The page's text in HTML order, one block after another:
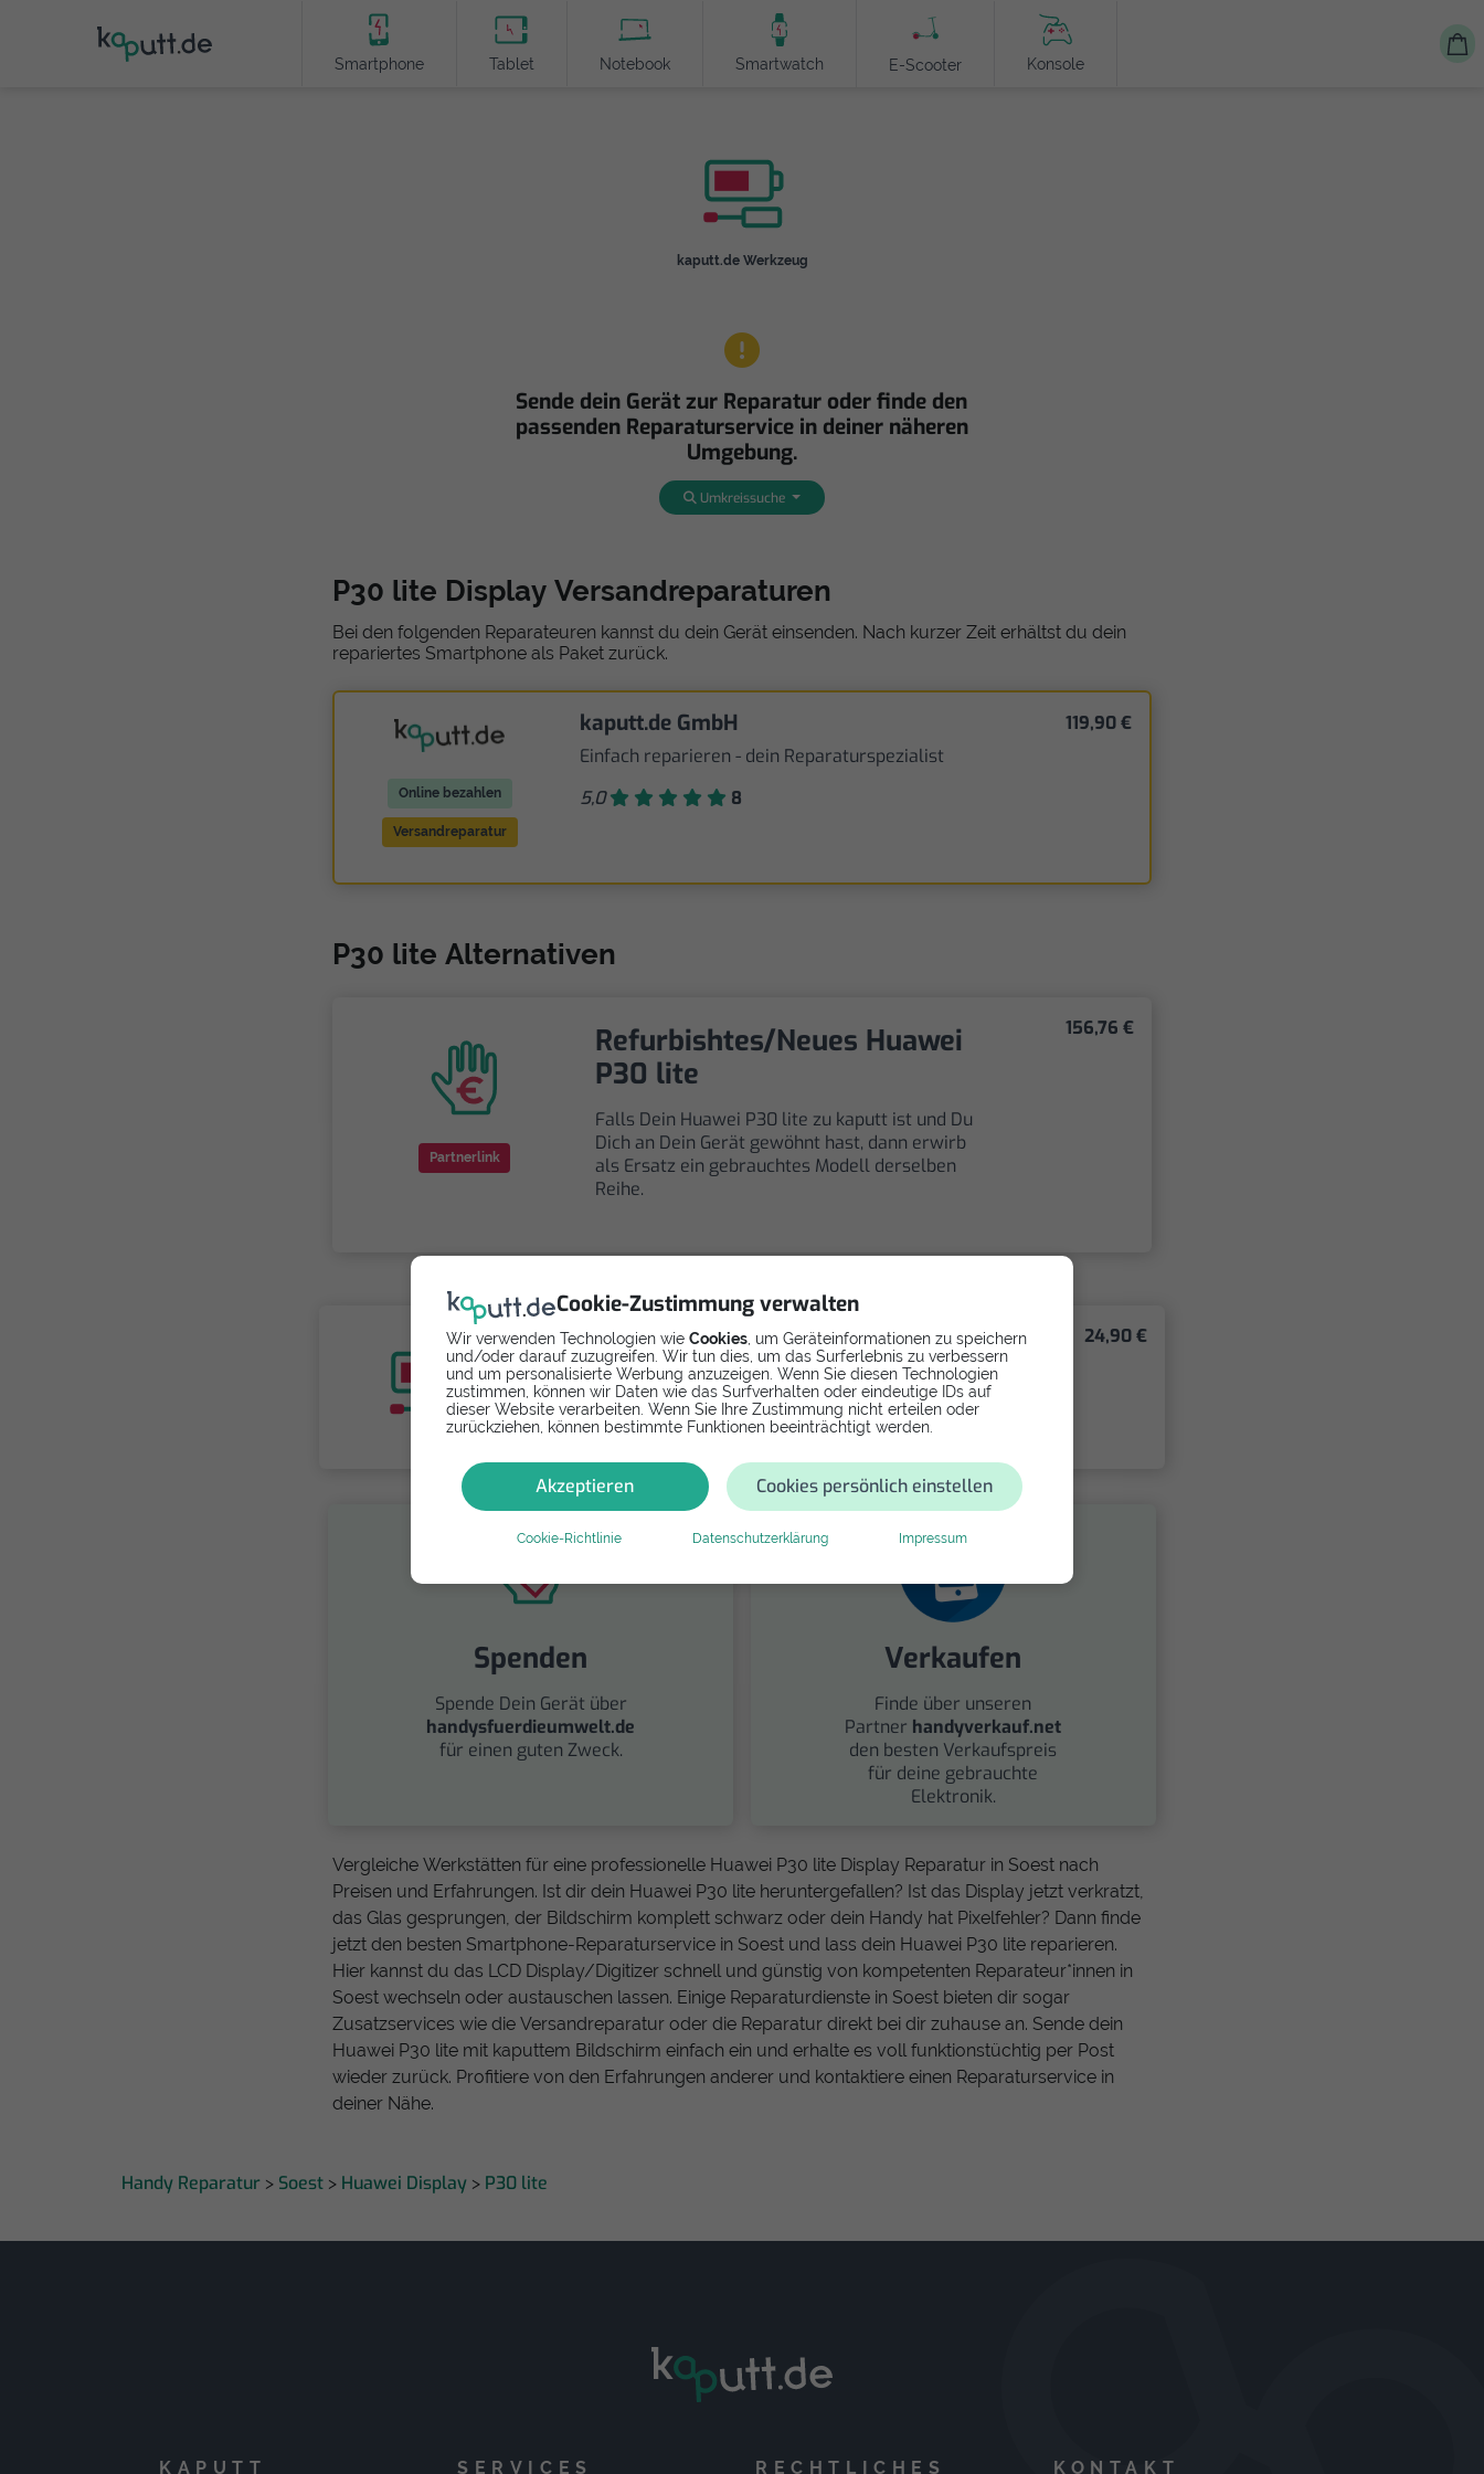
Cookie-Zustimmung verwalten
Wir verwenden Technologien wie Cookies , um Geräteinformationen zu speichern
und/oder darauf zuzugreifen. Wir tun dies, um das Surferlebnis zu verbessern
und um personalisierte Werbung anzuzeigen. Wenn Sie diesen Technologien
zustimmen, können wir Daten wie das Surfverhalten oder eindeutige IDs auf
dieser Website verarbeiten. Wenn Sie Ihre Zustimmung nicht erteilen oder
zurückziehen, können bestimmte Funktionen beeinträchtigt werden.
Akzeptieren Cookies persönlich einstellen
Cookie-Richtlinie Datenschutzerklärung Impressum
Smartphone Tablet Notebook Smartwatch E-Scooter Konsole
kaputt.de Werkzeug
Sende dein Gerät zur Reparatur oder finde den
passenden Reparaturservice in deiner näheren
Umgebung.
Umkreissuche
P30 lite Display Versandreparaturen
Bei den folgenden Reparateuren kannst du dein Gerät einsenden. Nach kurzer Zeit erhältst du dein
repariertes Smartphone als Paket zurück.
Online bezahlen
Versandreparatur
kaputt.de GmbH
Einfach reparieren - dein Reparaturspezialist
5,0
8
119,90 €
P30 lite Alternativen
Partnerlink
Refurbishtes/Neues Huawei
P30 lite
Falls Dein Huawei P30 lite zu kaputt ist und Du
Dich an Dein Gerät gewöhnt hast, dann erwirb
als Ersatz ein gebrauchtes Modell derselben
Reihe.
156,76 €
Selbst reparieren
Repariere dein P30 lite - Display mit Videoanleitung
selbst. Ersatzteile ab
24,90 €
Spenden
Spende Dein Gerät über
handysfuerdieumwelt.de
für einen guten Zweck.
Verkaufen
Finde über unseren
Partner handyverkauf.net
den besten Verkaufspreis
für deine gebrauchte
Elektronik.
Vergleiche Werkstätten für eine professionelle Huawei P30 lite Display Reparatur in Soest nach
Preisen und Erfahrungen. Ist dir dein Huawei P30 lite heruntergefallen? Ist das Display jetzt verkratzt,
das Glas gesprungen, der Bildschirm komplett schwarz oder dein Handy hat Pixelfehler? Dann finde
jetzt den besten Smartphone-Reparaturservice in Soest und lass dein Huawei P30 lite reparieren.
Hier kannst du das LCD Display/Digitizer schnell und günstig von kompetenten Reparateur*innen in
Soest wechseln oder austauschen lassen. Einige Reparaturdienste in Soest bieten dir sogar
Zusatzservices wie die Versandreparatur oder die Reparatur direkt bei dir zuhause an. Sende dein
Huawei P30 lite mit kaputtem Bildschirm einfach ein und erhalte es voll funktionstüchtig per Post
wieder zurück. Profitiere von den Erfahrungen anderer und kontaktiere einen Reparaturservice in
deiner Nähe.
Handy Reparatur > Soest > Huawei Display > P30 lite
KAPUTT SERVICES RECHTLICHES KONTAKT